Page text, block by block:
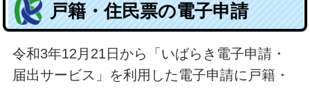
戸籍・住民票の電子申請
令和3年12月21日から「いばらき電子申請・
届出サービス」を利用した電子申請に戸籍・